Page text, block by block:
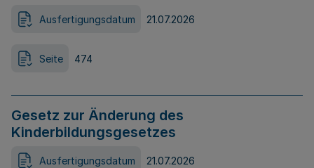
Ausfertigungsdatum 21.07.2026
Seite 474
Gesetz zur Änderung des
Kinderbildungsgesetzes
Ausfertigungsdatum 21.07.2026